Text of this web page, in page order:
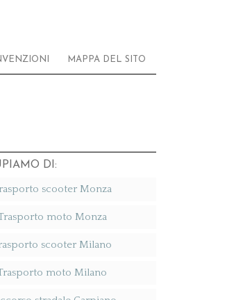
MAPPA DEL SITO
DI:
scooter Monza
moto Monza
scooter Milano
moto Milano